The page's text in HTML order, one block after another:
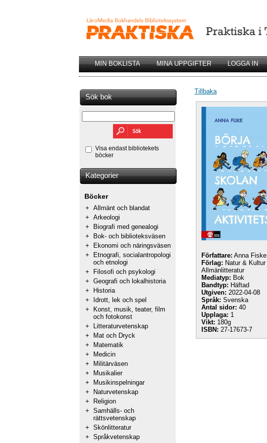
MIN BOKLISTA MINA UPPGIFTER LOGGA IN
Sök bok
Visa endast bibliotekets
böcker
Kategorier
Böcker
+ Allmänt och blandat
+ Arkeologi
+
Biografi med genealogi
+
Bok- och biblioteksväsen
+
Ekonomi och näringsväsen
+
Etnografi, socialantropologi
och etnologi
+
Filosofi och psykologi
+ Geografi och lokalhistoria
+
Historia
+
Idrott, lek och spel
+
Konst, musik, teater, film
och fotokonst
+
Litteraturvetenskap
+
Mat och Dryck
+
Matematik
+
Medicin
+
Militärväsen
+
Musikalier
+
Musikinspelningar
+
Naturvetenskap
+
Religion
+ Samhälls- och
rättsvetenskap
+ Skönlitteratur
+ Språkvetenskap
Tillbaka
Författare: Anna Fiske
Förlag: Natur & Kultur
Allmänlitteratur
Mediatyp: Bok
Bandtyp: Häftad
Utgiven: 2022-04-08
Språk: Svenska
Antal sidor: 40
Upplaga: 1
Vikt: 180g
ISBN: 27-17673-7